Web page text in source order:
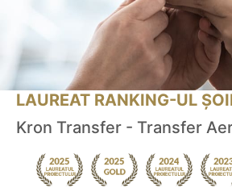
LAUREAT RANKING-UL
Kron Transfer - Transfer